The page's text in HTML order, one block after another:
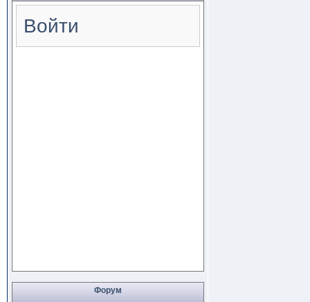
Войти
Форум